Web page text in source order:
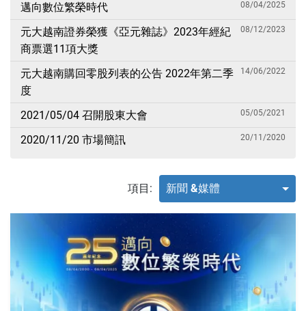
邁向數位繁榮時代
08/04/2025
元大越南證券榮獲《亞元雜誌》2023年經紀
商票選11項大獎
08/12/2023
元大越南購回零股列表的公告 2022年第二季
度
14/06/2022
2021/05/04 召開股東大會 05/05/2021
2020/11/20 市場簡訊 20/11/2020
項目: 新聞 &媒體